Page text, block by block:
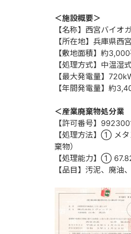
＜施設概要＞
【名称】西宮バイオ
【所在地】兵庫県西
【敷地面積】約
【処理方式】中温湿
【最大発電量】
【年間発電量】約
＜産業廃棄物処分業
【許可番号】
【処理方法】① メ
棄物）
【処理能力】①
【品目】汚泥、廃油